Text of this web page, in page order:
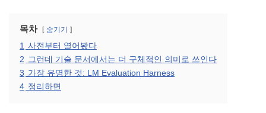
목차 숨기기
1 사전부터 열어봤다
2 그런데 기술 문서에서는 더 구체적인 의미로 쓰인다
3 가장 유명한 것: LM Evaluation Harness
4 정리하면